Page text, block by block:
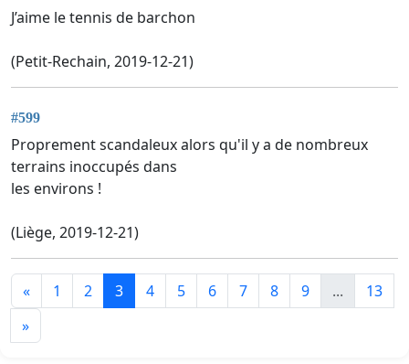
J’aime le tennis de barchon
(Petit-Rechain, 2019-12-21)
#599
Proprement scandaleux alors qu'il y a de nombreux
terrains inoccupés dans
les environs !
(Liège, 2019-12-21)
« 1 2 3 4 5 6 7 8 9 ...
13
»